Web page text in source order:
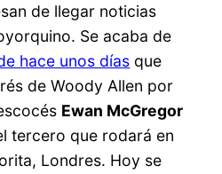
de llegar noticias
Se acaba de
hace unos días que
de Woody Allen por
Ewan McGregor
tercero que rodará en
Londres. Hoy se